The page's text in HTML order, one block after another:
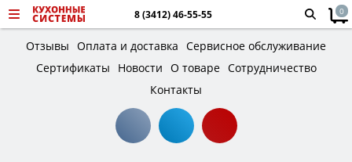
8 (3412) 46-55-55 0
Отзывы Оплата и доставка Сервисное обслуживание
Сертификаты
Новости О товаре Сотрудничество
Контакты